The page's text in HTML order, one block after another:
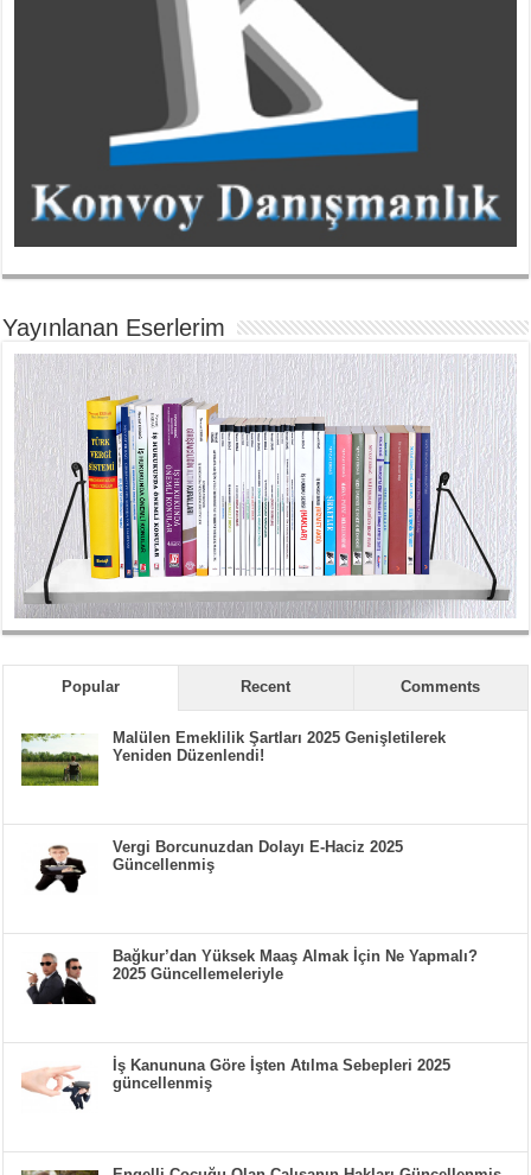
Yayınlanan Eserlerim
Popular Recent Comments
Malülen Emeklilik Şartları 2025 Genişletilerek
Yeniden Düzenlendi!
Vergi Borcunuzdan Dolayı E-Haciz 2025
Güncellenmiş
Bağkur’dan Yüksek Maaş Almak İçin Ne Yapmalı?
2025 Güncellemeleriyle
İş Kanununa Göre İşten Atılma Sebepleri 2025
güncellenmiş